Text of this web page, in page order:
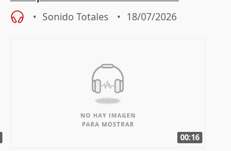
alcaldes PP para 2027
Sonido Totales 18/07/2026
00:16